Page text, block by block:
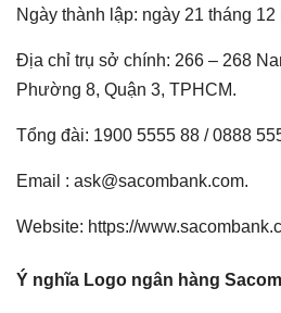
Ngày thành lập: ngày 21 tháng 12
Địa chỉ trụ sở chính: 266 – 268
Phường 8, Quận 3, TPHCM.
Tổng đài: 1900 5555 88 / 0888
Email : ask@sacombank.com.
Website: https://
Ý nghĩa Logo ngân hàng